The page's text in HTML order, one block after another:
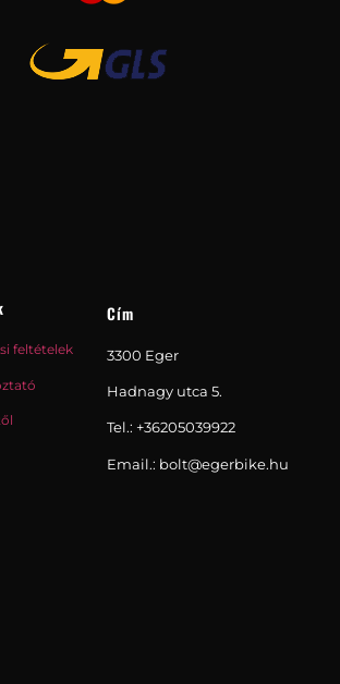
feltételek
Cím
3300 Eger
Hadnagy utca 5.
Tel.: +36205039922
Email.: bolt@egerbike.hu